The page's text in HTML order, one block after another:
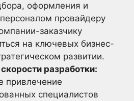
оформления и
провайдеру
заказчику
на ключевых бизнес-
развитии.
разработки:
привлечение
специалистов